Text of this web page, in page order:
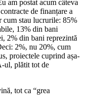
am postat acum câteva
de finanțare a
cum stau lucrurile: 85%
13% din bani
2% din bani reprezintă
2%, nu 20%, cum
proiectele cuprind așa-
ul, plătit tot de
tot ca “grea